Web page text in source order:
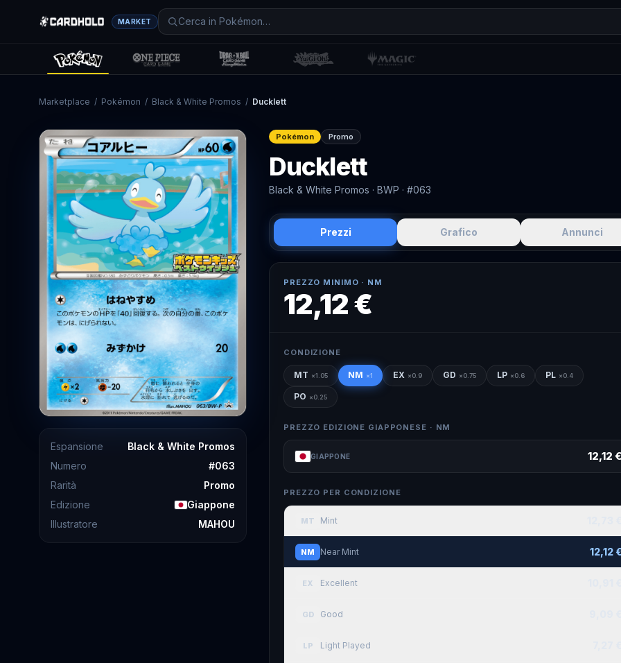
MARKET
Marketplace / Pokémon / Black & White Promos / Ducklett
Espansione
Black & White Promos
Numero
#063
Rarità
Promo
Edizione
Giappone
Illustratore
MAHOU
Pokémon Promo
Ducklett
Black & White Promos · BWP · #063
Prezzi Grafico Annunci
PREZZO MINIMO · NM
12,12 €
CONDIZIONE
MT ×1.05 NM ×1 EX ×0.9 GD ×0.75 LP ×0.6 PL ×0.4
PO ×0.25
PREZZO EDIZIONE GIAPPONESE · NM
GIAPPONE 12,12
PREZZO PER CONDIZIONE
MT Mint
NM Near Mint 12,12
EX Excellent
GD Good
LP Light Played